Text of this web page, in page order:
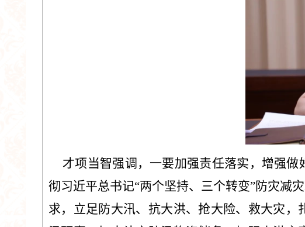
才项当智强调，一要加强责任落实，增强
彻习近平总书记“两个坚持、三个转变”防灾减
求，立足防大汛、抗大洪、抢大险、救大灾